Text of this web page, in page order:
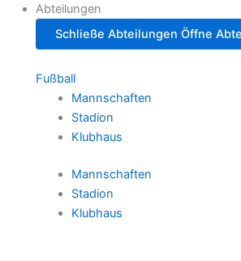
Abteilungen
Schließe Abteilungen Öffne
Fußball
Mannschaften
Stadion
Klubhaus
Mannschaften
Stadion
Klubhaus